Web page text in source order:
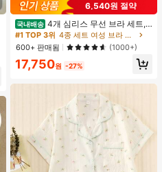
6,540원 절약
국내배송 4개 심리스 무선 브라 세트,
작은 가슴 보정, 초박형 통기성 아이스
실크 섹시 편안한 백리스 란제리 브라,
조절 가능
#1 TOP 3위
4종 세트 여성 브라 & 브랄렛
600+ 판매됨
(1000+)
17,750원 -27%